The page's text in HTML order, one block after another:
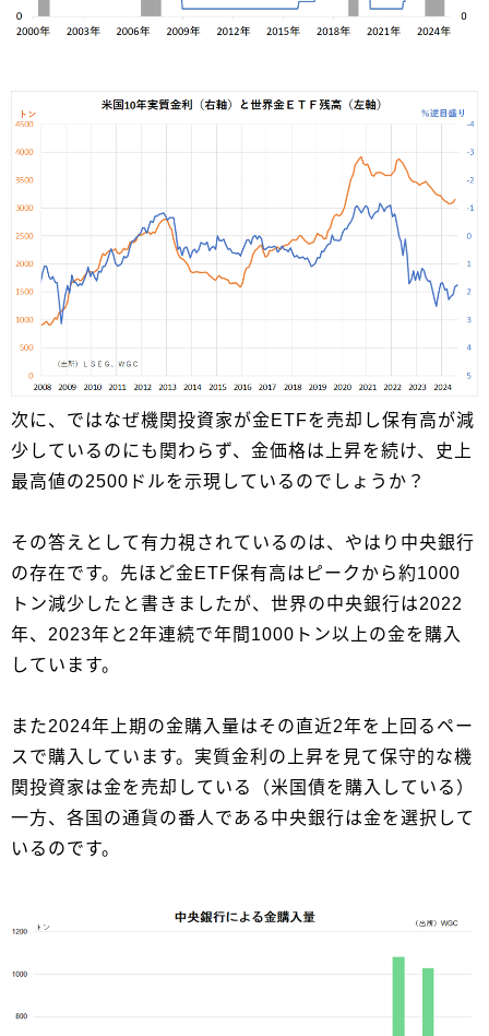
次に、ではなぜ機関投資家が金ETFを売却し保有高が減
少しているのにも関わらず、金価格は上昇を続け、史上
最高値の2500ドルを示現しているのでしょうか？
その答えとして有力視されているのは、やはり中央銀行
の存在です。先ほど金ETF保有高はピークから約1000
トン減少したと書きましたが、世界の中央銀行は2022
年、2023年と2年連続で年間1000トン以上の金を購入
しています。
また2024年上期の金購入量はその直近2年を上回るペー
スで購入しています。実質金利の上昇を見て保守的な機
関投資家は金を売却している（米国債を購入している）
一方、各国の通貨の番人である中央銀行は金を選択して
いるのです。